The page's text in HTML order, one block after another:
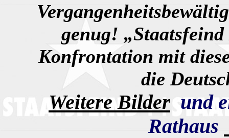
genug!
Konfrontation mit
die
WeitereBilder und
Rathaus